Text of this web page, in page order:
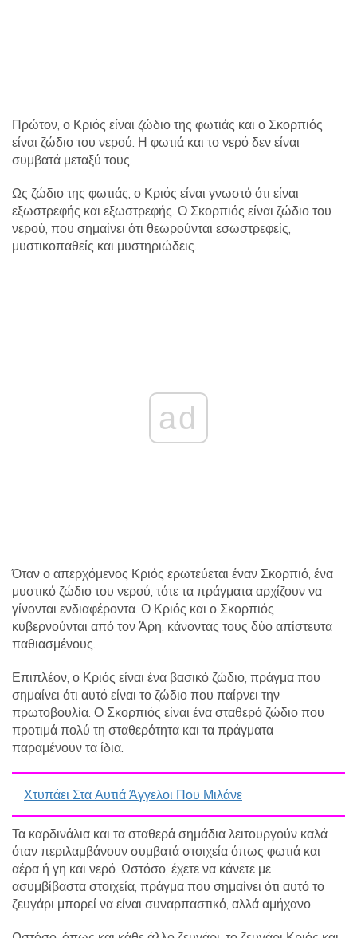
Πρώτον, ο Κριός είναι ζώδιο της φωτιάς και ο Σκορπιός
είναι ζώδιο του νερού. Η φωτιά και το νερό δεν είναι
συμβατά μεταξύ τους.
Ως ζώδιο της φωτιάς, ο Κριός είναι γνωστό ότι είναι
εξωστρεφής και εξωστρεφής. Ο Σκορπιός είναι ζώδιο του
νερού, που σημαίνει ότι θεωρούνται εσωστρεφείς,
μυστικοπαθείς και μυστηριώδεις.
ad
Όταν ο απερχόμενος Κριός ερωτεύεται έναν Σκορπιό, ένα
μυστικό ζώδιο του νερού, τότε τα πράγματα αρχίζουν να
γίνονται ενδιαφέροντα. Ο Κριός και ο Σκορπιός
κυβερνούνται από τον Άρη, κάνοντας τους δύο απίστευτα
παθιασμένους.
Επιπλέον, ο Κριός είναι ένα βασικό ζώδιο, πράγμα που
σημαίνει ότι αυτό είναι το ζώδιο που παίρνει την
πρωτοβουλία. Ο Σκορπιός είναι ένα σταθερό ζώδιο που
προτιμά πολύ τη σταθερότητα και τα πράγματα
παραμένουν τα ίδια.
Χτυπάει Στα Αυτιά Άγγελοι Που Μιλάνε
Τα καρδινάλια και τα σταθερά σημάδια λειτουργούν καλά
όταν περιλαμβάνουν συμβατά στοιχεία όπως φωτιά και
αέρα ή γη και νερό. Ωστόσο, έχετε να κάνετε με
ασυμβίβαστα στοιχεία, πράγμα που σημαίνει ότι αυτό το
ζευγάρι μπορεί να είναι συναρπαστικό, αλλά αμήχανο.